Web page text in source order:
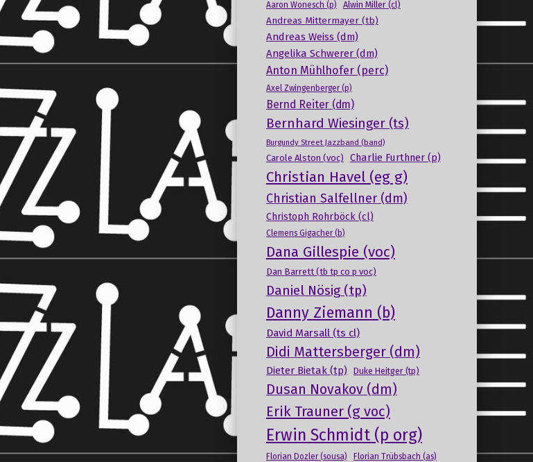
Aaron Wonesch (p) Alwin Miller (cl)
Andreas Mittermayer (tb)
Andreas Weiss (dm)
Angelika Schwerer (dm)
Anton Mühlhofer (perc)
Axel Zwingenberger (p)
Bernd Reiter (dm)
Bernhard Wiesinger (ts)
Burgundy Street Jazzband (band)
Carole Alston (voc) Charlie Furthner (p)
Christian Havel (eg g)
Christian Salfellner (dm)
Christoph Rohrböck (cl)
Clemens Gigacher (b)
Dana Gillespie (voc)
Dan Barrett (tb tp co p voc)
Daniel Nösig (tp)
Danny Ziemann (b)
David Marsall (ts cl)
Didi Mattersberger (dm)
Dieter Bietak (tp) Duke Heitger (tp)
Dusan Novakov (dm)
Erik Trauner (g voc)
Erwin Schmidt (p org)
Florian Dozler (sousa) Florian Trübsbach (as)